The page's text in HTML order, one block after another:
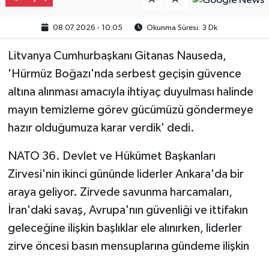
08.07.2026 - 10:05 Okunma Süresi: 3 Dk
Litvanya Cumhurbaşkanı Gitanas Nauseda,
'Hürmüz Boğazı'nda serbest geçişin güvence
altına alınması amacıyla ihtiyaç duyulması halinde
mayın temizleme görev gücümüzü göndermeye
hazır olduğumuza karar verdik' dedi.
NATO 36. Devlet ve Hükümet Başkanları
Zirvesi'nin ikinci gününde liderler Ankara'da bir
araya geliyor. Zirvede savunma harcamaları,
İran'daki savaş, Avrupa'nın güvenliği ve ittifakın
geleceğine ilişkin başlıklar ele alınırken, liderler
zirve öncesi basın mensuplarına gündeme ilişkin